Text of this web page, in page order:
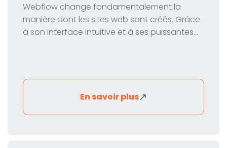
Webflow change fondamentalement la
manière dont les sites web sont créés. Grâce
à son interface intuitive et à ses puissantes
cette revue, nous examinons de près les
fonctions, la tarification et les avantages de
Webflow.
En savoir plus